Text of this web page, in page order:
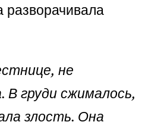
не
груди сжималось,
злость. Она